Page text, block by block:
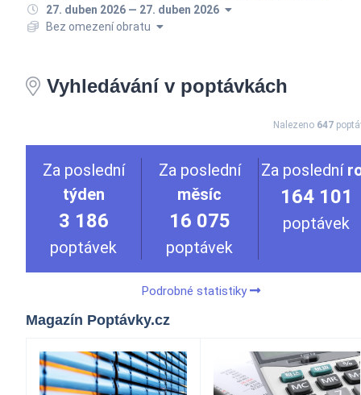
27. duben 2026 — 27. duben 2026
Bez omezení obratu
Vyhledávání v poptávkách
Nalezeno 647
Za poslední
týden
3 186
poptávek
Za poslední
měsíc
16 075
poptávek
Za poslední
164 101
poptávek
Podrobné statistiky
Magazín Poptávky.cz